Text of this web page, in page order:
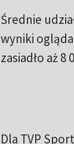
Średnie
wyniki
zasiadło aż 8
Dla TVP